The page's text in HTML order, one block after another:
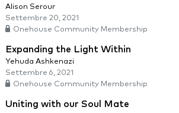
Alison Serour
Settembre 20, 2021
Onehouse Community Membership
Expanding the Light Within
Yehuda Ashkenazi
Settembre 6, 2021
Onehouse Community Membership
Uniting with our Soul Mate